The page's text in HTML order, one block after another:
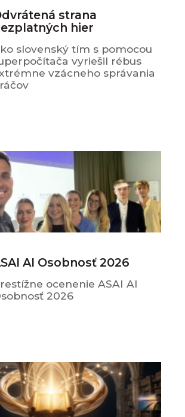
strana
hier
slovenský tím s pomocou
vyriešil rébus
vzácneho správania
AI Osobnosť 2026
ocenenie ASAI AI
2026